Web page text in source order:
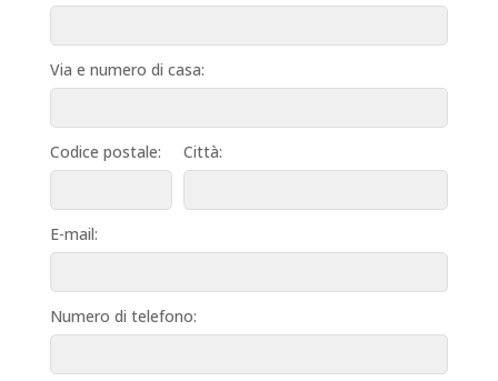
Via e numero di casa:
Codice postale: Città:
E-mail:
Numero di telefono: